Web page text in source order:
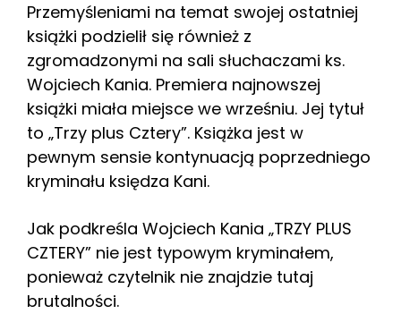
Przemyśleniami na temat swojej ostatniej
książki podzielił się również z
zgromadzonymi na sali słuchaczami ks.
Wojciech Kania. Premiera najnowszej
książki miała miejsce we wrześniu. Jej tytuł
to „Trzy plus Cztery”. Książka jest w
pewnym sensie kontynuacją poprzedniego
kryminału księdza Kani.
Jak podkreśla Wojciech Kania „TRZY PLUS
CZTERY” nie jest typowym kryminałem,
ponieważ czytelnik nie znajdzie tutaj
brutalności.